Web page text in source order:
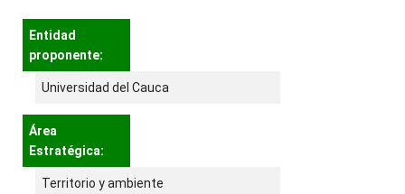
Entidad
proponente:
Universidad del Cauca
Área
Estratégica:
Territorio y ambiente